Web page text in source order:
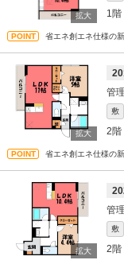
1階
省エネ創エネ仕様の
敷
2階
省エネ創エネ仕様の
敷
2階